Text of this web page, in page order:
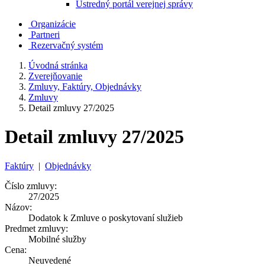
Ústredný portál verejnej správy
Organizácie
Partneri
Rezervačný systém
Úvodná stránka
Zverejňovanie
Zmluvy, Faktúry, Objednávky
Zmluvy
Detail zmluvy 27/2025
Detail zmluvy 27/2025
Faktúry | Objednávky
Číslo zmluvy:
27/2025
Názov:
Dodatok k Zmluve o poskytovaní služieb
Predmet zmluvy:
Mobilné služby
Cena:
Neuvedené